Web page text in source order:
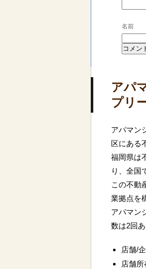
名前
アパ
プリ
アパマン
区にある
福岡県は
り、全国
この不動
業拠点を
アパマン
数は2回
店舗/
店舗